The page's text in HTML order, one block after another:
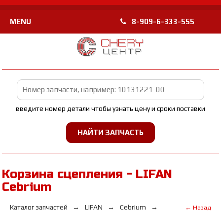
MENU 8-909-6-333-555
введите номер детали чтобы узнать цену и сроки поставки
Корзина сцепления - LIFAN
Cebrium
Каталог запчастей LIFAN
Cebrium
← Назад